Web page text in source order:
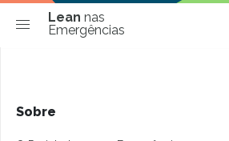
Lean nas
Emergências
Sobre